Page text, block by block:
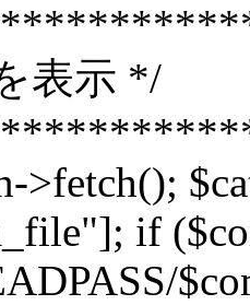
表示 */
>fetch();
if